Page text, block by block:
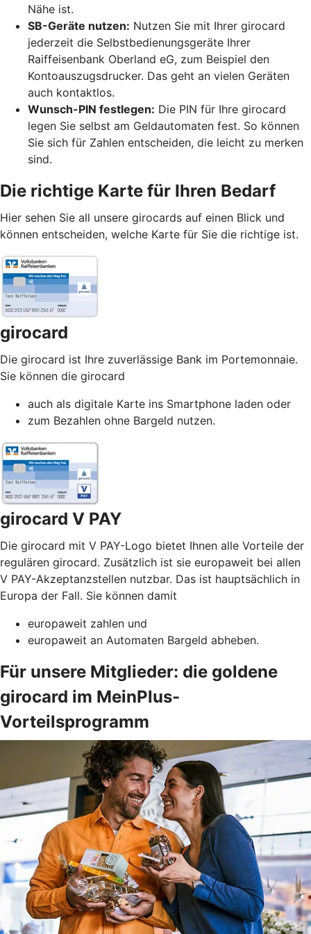
Nähe ist.
SB-Geräte nutzen: Nutzen Sie mit Ihrer girocard
jederzeit die Selbstbedienungsgeräte Ihrer
Raiffeisenbank Oberland eG, zum Beispiel den
Kontoauszugsdrucker. Das geht an vielen Geräten
auch kontaktlos.
Wunsch-PIN festlegen: Die PIN für Ihre girocard
legen Sie selbst am Geldautomaten fest. So können
Sie sich für Zahlen entscheiden, die leicht zu merken
sind.
Die richtige Karte für Ihren Bedarf
Hier sehen Sie all unsere girocards auf einen Blick und
können entscheiden, welche Karte für Sie die richtige ist.
girocard
Die girocard ist Ihre zuverlässige Bank im Portemonnaie.
Sie können die girocard
auch als digitale Karte ins Smartphone laden oder
zum Bezahlen ohne Bargeld nutzen.
girocard V PAY
Die girocard mit V PAY-Logo bietet Ihnen alle Vorteile der
regulären girocard. Zusätzlich ist sie europaweit bei allen
V PAY-Akzeptanzstellen nutzbar. Das ist hauptsächlich in
Europa der Fall. Sie können damit
europaweit zahlen und
europaweit an Automaten Bargeld abheben.
Für unsere Mitglieder: die goldene
girocard im MeinPlus-
Vorteilsprogramm